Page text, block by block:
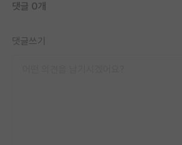
댓글 0개
댓글쓰기